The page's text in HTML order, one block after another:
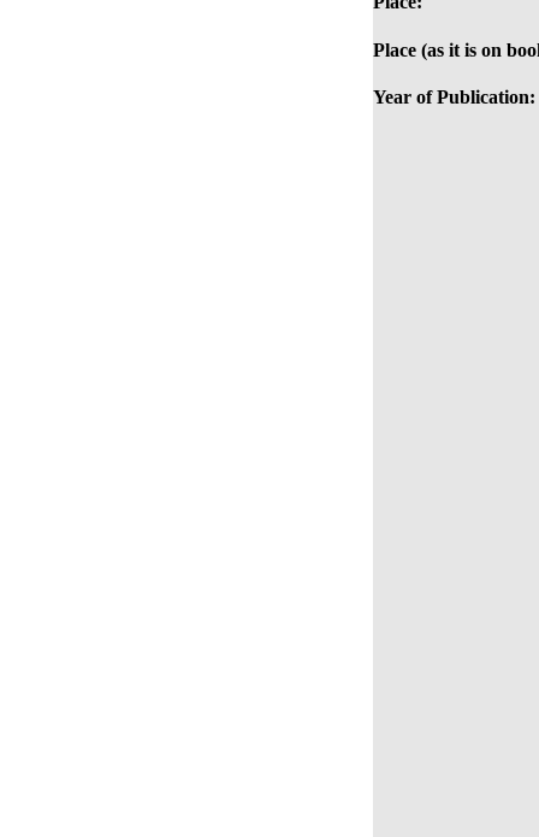
Place (as it is on
Year of Publication: